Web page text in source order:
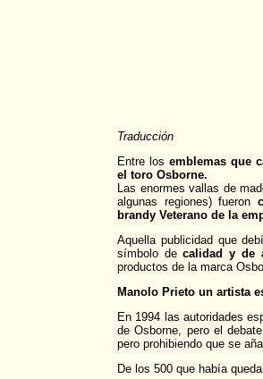
Traducción
Entre los emblemas que
el toro Osborne.
Las enormes vallas de
algunas regiones) fueron
brandy Veterano de la
Aquella publicidad que
símbolo decalidad y de
productos de la marca
Manolo Prieto un artista
En 1994 las autoridades
de Osborne, pero el
pero prohibiendo que se
De los 500 que había